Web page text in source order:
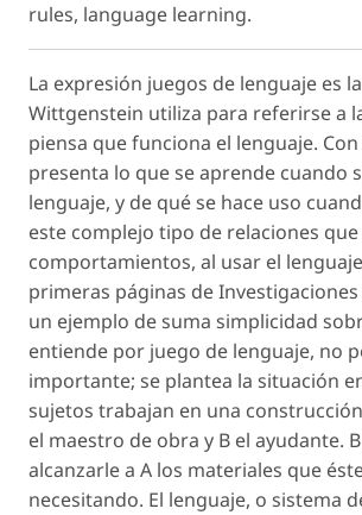
rules, language learning.
La expresión juegos de lenguaje es
Wittgenstein utiliza para referirse a
piensa que funciona el lenguaje.
presenta lo que se aprende cuando
lenguaje, y de qué se hace uso
este complejo tipo de relaciones
comportamientos, al usar el
primeras páginas de
un ejemplo de suma simplicidad
entiende por juego de lenguaje, no
importante; se plantea la situación
sujetos trabajan en una
el maestro de obra y B el ayudante.
alcanzarle a A los materiales que
necesitando. El lenguaje, o sistema